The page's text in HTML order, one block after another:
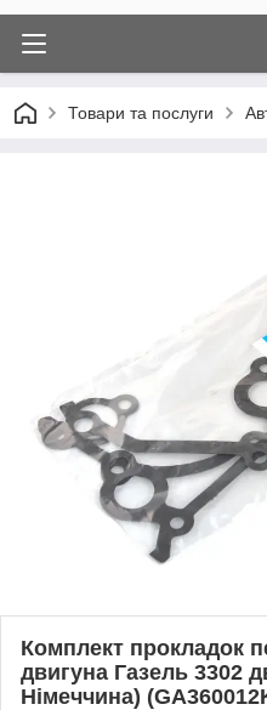
Товари та послуги
Комплект прокладок
двигуна Газель 3302
Німеччина)